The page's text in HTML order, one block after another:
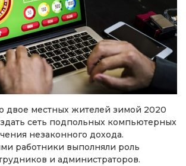
двое местных жителей зимой 2020
сеть подпольных компьютерных
незаконного дохода.
работники выполняли роль
и администраторов.